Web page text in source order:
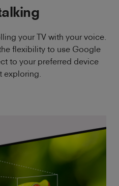
your TV with your voice.
flexibility to use Google
to your preferred device
exploring.